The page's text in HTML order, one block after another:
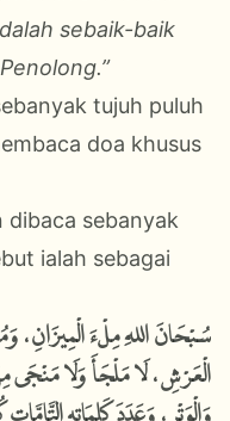
sebaik-baik
tujuh puluh
doa khusus
dibaca sebanyak
ialah sebagai
سُبْحَانَ اللهِ مِلْءَ الْمِيزَانِ،
الْعَرْشِ، لَا مَلْجَأَ وَلَا مَنْجَى